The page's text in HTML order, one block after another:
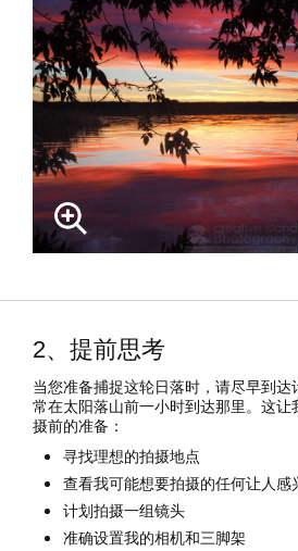
2、提前思考
当您准备捕捉这轮日落时，请尽早到
常在太阳落山前一小时到达那里。这让
摄前的准备：
寻找理想的拍摄地点
查看我可能想要拍摄的任何让人感
计划拍摄一组镜头
准确设置我的相机和三脚架